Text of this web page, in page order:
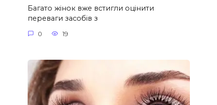
Багато жінок вже встигли оцінити
переваги засобів з
0 19